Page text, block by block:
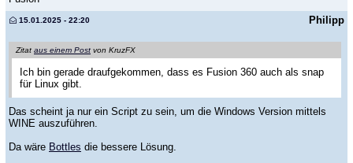
Philipp
15.01.2025 - 22:20
Zitat aus einem Post von KruzFX
Ich bin gerade draufgekommen, dass es Fusion 360 auch als snap
für Linux gibt.
Das scheint ja nur ein Script zu sein, um die Windows Version mittels
WINE auszuführen.
Da wäre Bottles die bessere Lösung.